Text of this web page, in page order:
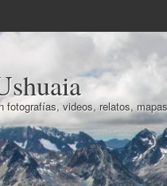
fotografías, videos, relatos,